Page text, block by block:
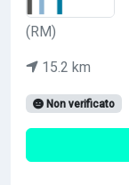
(RM)
15.2 km
Non verificato